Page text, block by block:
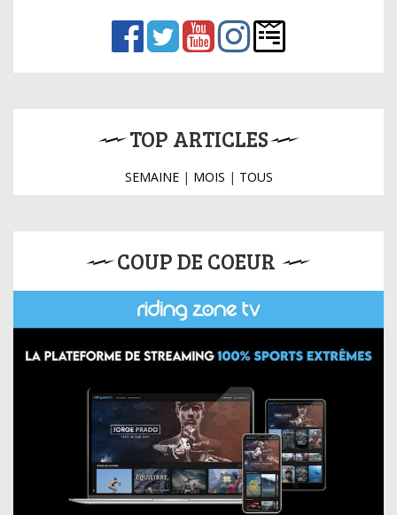
TOP ARTICLES
SEMAINE| MOIS | TOUS
COUP DE COEUR